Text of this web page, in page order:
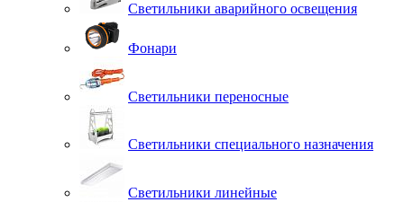
Светильники аварийного освещения
Фонари
Светильники переносные
Светильники специального назначения
Светильники линейные